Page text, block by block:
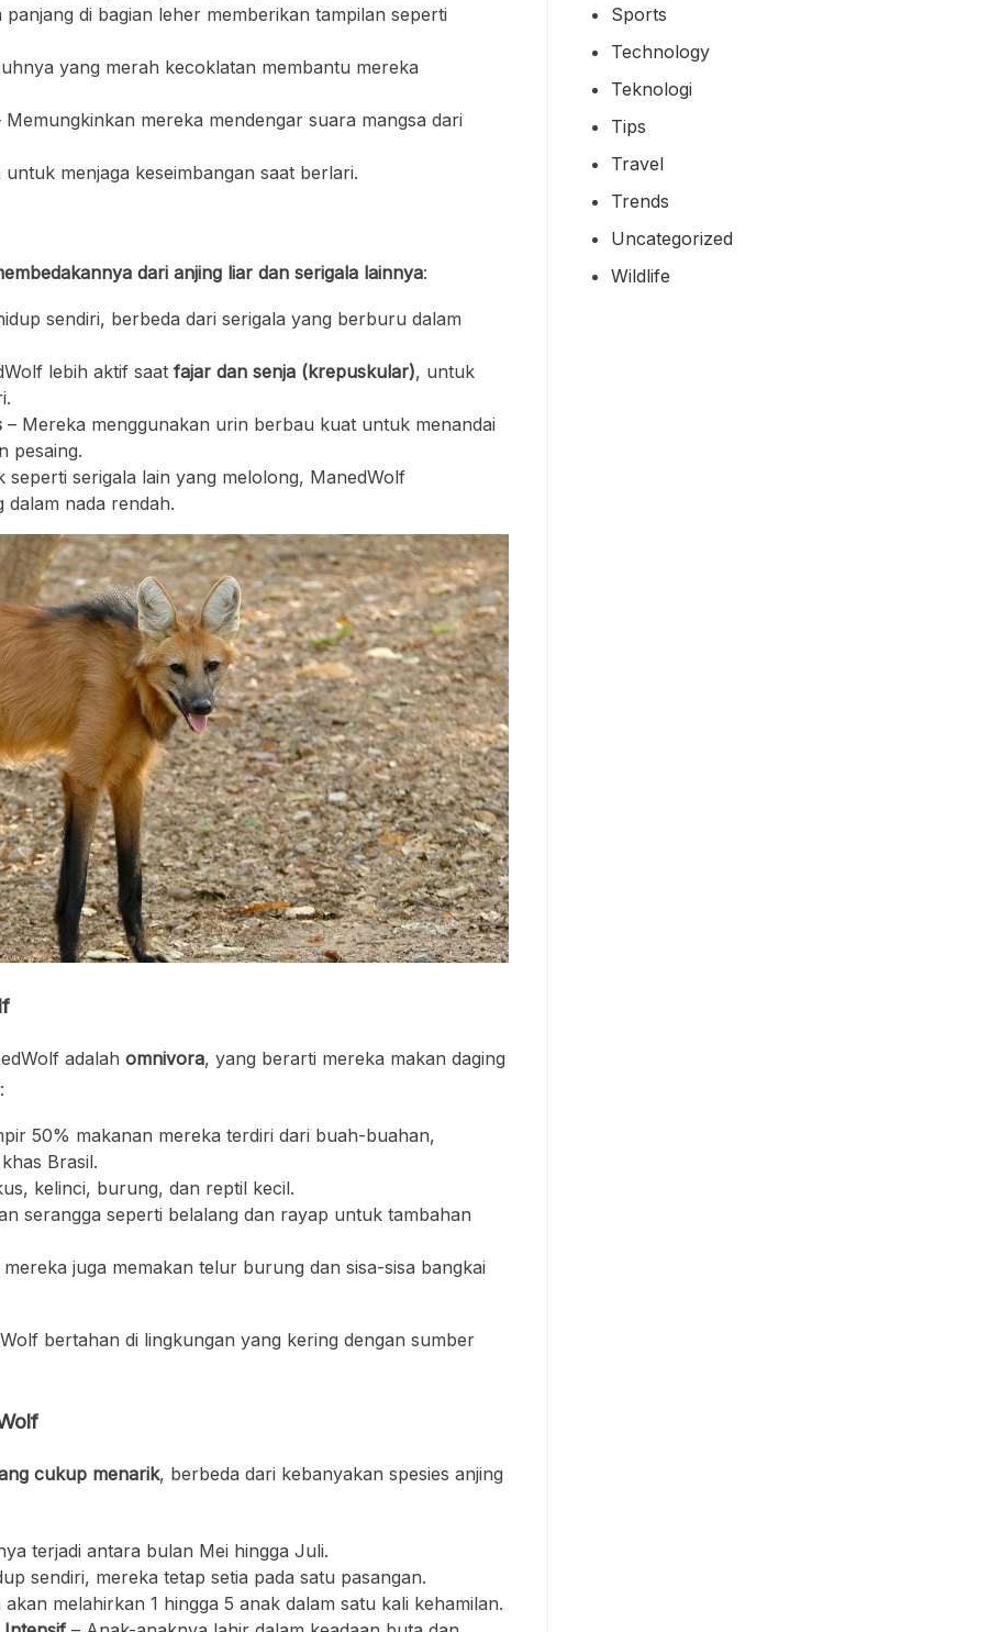
panjang di bagian leher memberikan tampilan seperti
yang merah kecoklatan membantu mereka
Memungkinkan mereka mendengar suara mangsa dari
untuk menjaga keseimbangan saat berlari.
dari anjing liar dan serigala lainnya:
sendiri, berbeda dari serigala yang berburu dalam
lebih aktif saat fajar dan senja (krepuskular), untuk
– Mereka menggunakan urin berbau kuat untuk menandai
pesaing.
seperti serigala lain yang melolong, ManedWolf
dalam nada rendah.
adalah omnivora, yang berarti mereka makan daging
50% makanan mereka terdiri dari buah-buahan,
Brasil.
kelinci, burung, dan reptil kecil.
serangga seperti belalang dan rayap untuk tambahan
juga memakan telur burung dan sisa-sisa bangkai
bertahan di lingkungan yang kering dengan sumber
cukup menarik, berbeda dari kebanyakan spesies anjing
terjadi antara bulan Mei hingga Juli.
sendiri, mereka tetap setia pada satu pasangan.
akan melahirkan 1 hingga 5 anak dalam satu kali kehamilan.
Sports
Technology
Teknologi
Tips
Travel
Trends
Uncategorized
Wildlife